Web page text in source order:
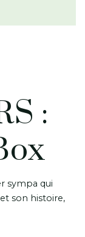
:
sympa qui
son histoire,